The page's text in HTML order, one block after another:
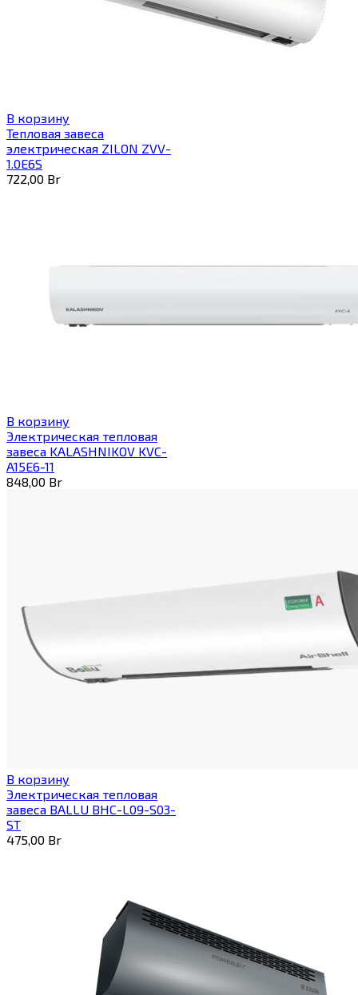
В корзину
Тепловая завеса
электрическая ZILON ZVV-
1.0E6S
722,00 Br
В корзину
Электрическая тепловая
завеса KALASHNIKOV KVC-
A15E6-11
848,00 Br
В корзину
Электрическая тепловая
завеса BALLU BHC-L09-S03-
ST
475,00 Br